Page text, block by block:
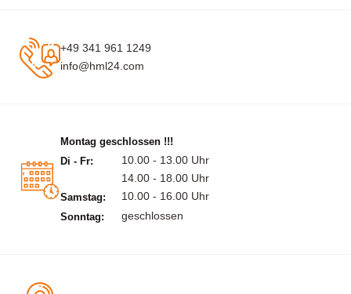
+49 341 961 1249
info@hml24.com
Montag geschlossen !!!
Di - Fr:
10.00 - 13.00 Uhr
14.00 - 18.00 Uhr
Samstag: 10.00 - 16.00 Uhr
Sonntag: geschlossen